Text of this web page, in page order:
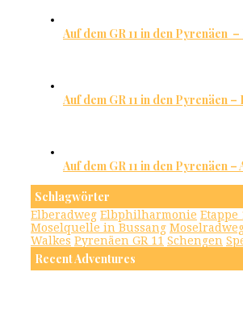
Auf dem GR 11 in den Pyrenäen
Auf dem GR 11 in den Pyrenäen –
Auf dem GR 11 in den Pyrenäen –
Schlagwörter
Elberadweg Elbphilharmonie Etappe
Moselquelle in Bussang
Walkes Pyrenäen GR 11 Schengen
Recent Adventures